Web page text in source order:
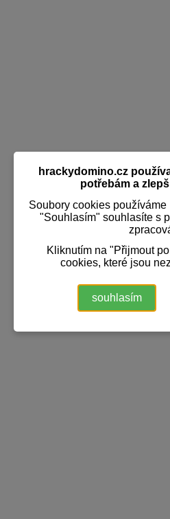
hrackydomino.cz
potřebám a
Soubory cookies
"Souhlasím" souhlasíte s
Kliknutím na "Přijmout
cookies, které jsou
souhlasím